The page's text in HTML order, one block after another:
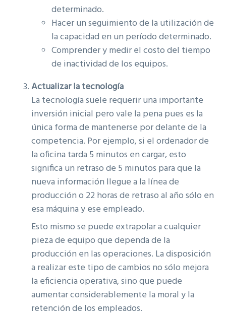
determinado.
Hacer un seguimiento de la utilización de
la capacidad en un período determinado.
Comprender y medir el costo del tiempo
de inactividad de los equipos.
Actualizar la tecnología
La tecnología suele requerir una importante
inversión inicial pero vale la pena pues es la
única forma de mantenerse por delante de la
competencia. Por ejemplo, si el ordenador de
la oficina tarda 5 minutos en cargar, esto
significa un retraso de 5 minutos para que la
nueva información llegue a la línea de
producción o 22 horas de retraso al año sólo en
esa máquina y ese empleado.
Esto mismo se puede extrapolar a cualquier
pieza de equipo que dependa de la
producción en las operaciones. La disposición
a realizar este tipo de cambios no sólo mejora
la eficiencia operativa, sino que puede
aumentar considerablemente la moral y la
retención de los empleados.